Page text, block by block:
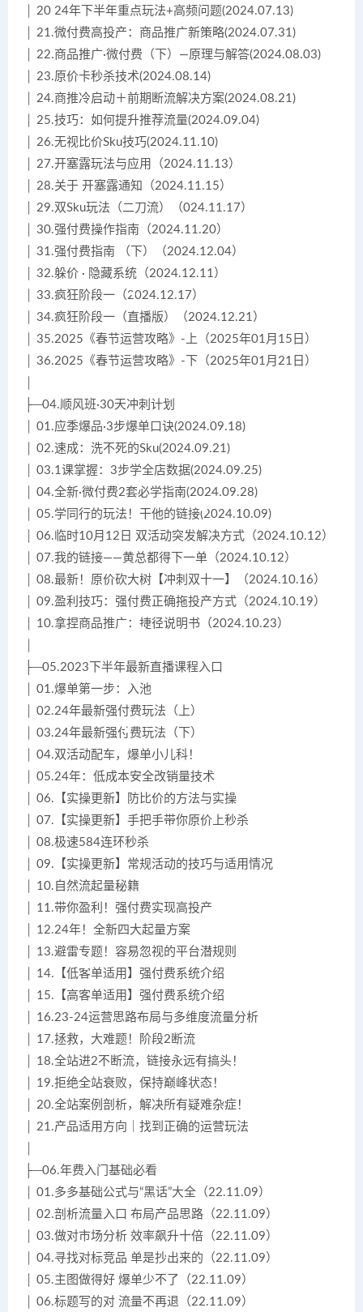
│ 20.24年下半年重点玩法+高频问题(2024.07.13)
│ 21.微付费高投产：商品推广新策略(2024.07.31)
│ 22.商品推广·微付费（下）—原理与解答(2024.08.03)
│ 23.原价卡秒杀技术(2024.08.14)
│ 24.商推冷启动＋前期断流解决方案(2024.08.21)
│ 25.技巧：如何提升推荐流量(2024.09.04)
│ 26.无视比价Sku技巧(2024.11.10)
│ 27.开塞露玩法与应用（2024.11.13）
│ 28.关于 开塞露通知（2024.11.15）
│ 29.双Sku玩法（二刀流）（024.11.17）
│ 30.强付费操作指南（2024.11.20）
│ 31.强付费指南 （下）（2024.12.04）
│ 32.躲价 · 隐藏系统（2024.12.11）
│ 33.疯狂阶段一（2024.12.17）
│ 34.疯狂阶段一（直播版）（2024.12.21）
│ 35.2025《春节运营攻略》-上（2025年01月15日）
│ 36.2025《春节运营攻略》-下（2025年01月21日）
├─04.顺风班·30天冲刺计划
│ 01.应季爆品·3步爆单口诀(2024.09.18)
│ 02.速成：洗不死的Sku(2024.09.21)
│ 03.1课掌握：3步学全店数据(2024.09.25)
│ 04.全新·微付费2套必学指南(2024.09.28)
│ 05.学同行的玩法！干他的链接(2024.10.09)
│ 06.临时10月12日 双活动突发解决方式（2024.10.12）
│ 07.我的链接——黄总都得下一单（2024.10.12）
│ 08.最新！原价砍大树【冲刺双十一】（2024.10.16）
│ 09.盈利技巧：强付费正确拖投产方式（2024.10.19）
│ 10.拿捏商品推广：捷径说明书（2024.10.23）
├─05.2023下半年最新直播课程入口
│ 01.爆单第一步：入池
│ 02.24年最新强付费玩法（上）
│ 03.24年最新强付费玩法（下）
│ 04.双活动配车，爆单小儿科！
│ 05.24年：低成本安全改销量技术
│ 06.【实操更新】防比价的方法与实操
│ 07.【实操更新】手把手带你原价上秒杀
│ 08.极速584连环秒杀
│ 09.【实操更新】常规活动的技巧与适用情况
│ 10.自然流起量秘籍
│ 11.带你盈利！强付费实现高投产
│ 12.24年！全新四大起量方案
│ 13.避雷专题！容易忽视的平台潜规则
│ 14.【低客单适用】强付费系统介绍
│ 15.【高客单适用】强付费系统介绍
│ 16.23-24运营思路布局与多维度流量分析
│ 17.拯救，大难题！阶段2断流
│ 18.全站进2不断流，链接永远有搞头！
│ 19.拒绝全站衰败，保持巅峰状态！
│ 20.全站案例剖析，解决所有疑难杂症！
│ 21.产品适用方向｜找到正确的运营玩法
├─06.年费入门基础必看
│ 01.多多基础公式与“黑话”大全（22.11.09）
│ 02.剖析流量入口 布局产品思路（22.11.09）
│ 03.做对市场分析 效率飙升十倍（22.11.09）
│ 04.寻找对标竞品 单是抄出来的（22.11.09）
│ 05.主图做得好 爆单少不了（22.11.09）
│ 06.标题写的对 流量不再退（22.11.09）